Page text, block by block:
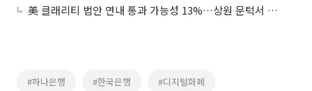
美 클래리티 법안 연내 통과 가능성 13%…상원 문턱서 제동
#하나은행 #한국은행 #디지털화폐